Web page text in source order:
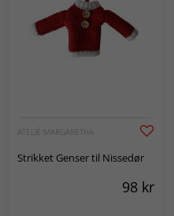
ATELJÉ MARGARETHA
Strikket Genser til Nissedør
98 kr